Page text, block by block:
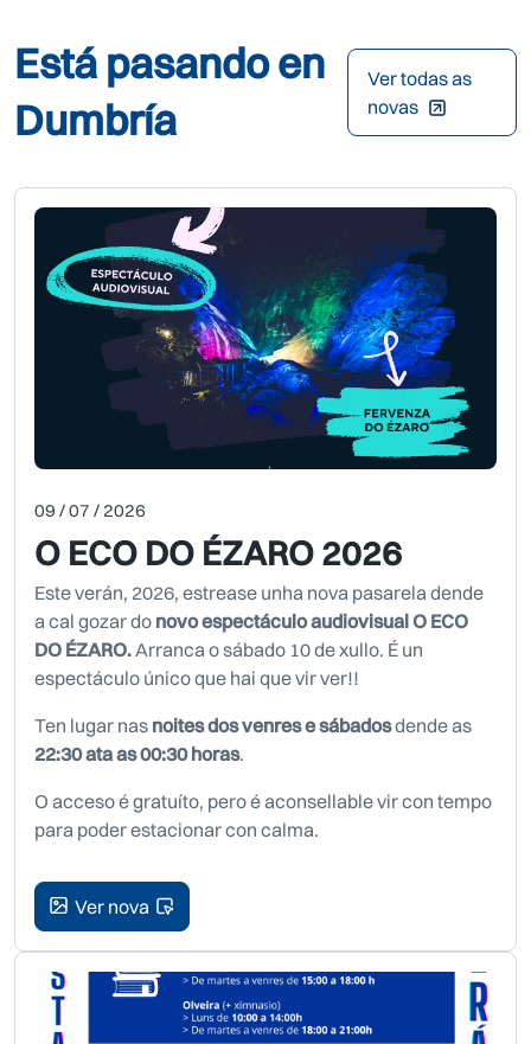
Está pasando en
Dumbría
Ver todas as
novas
09 / 07 / 2026
O ECO DO ÉZARO 2026
Este verán, 2026, estrease unha nova pasarela dende
a cal gozar do novo espectáculo audiovisual O ECO
DO ÉZARO. Arranca o sábado 10 de xullo. É un
espectáculo único que hai que vir ver!!
Ten lugar nas noites dos venres e sábadosdende as
22:30 ata as 00:30 horas.
O acceso é gratuíto, pero é aconsellable vir con tempo
para poder estacionar con calma.
Ver nova